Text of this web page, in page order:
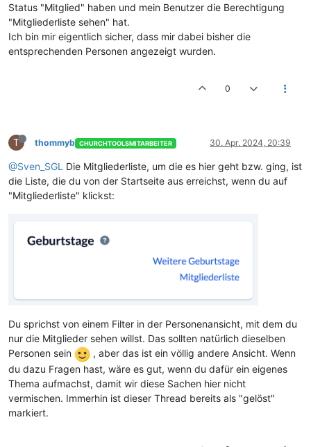
Status "Mitglied" haben und mein Benutzer die Berechtigung
"Mitgliederliste sehen" hat.
Ich bin mir eigentlich sicher, dass mir dabei bisher die
entsprechenden Personen angezeigt wurden.
0
T thommyb CHURCHTOOLSMITARBEITER 30. Apr. 2024, 20:39
@Sven_SGL Die Mitgliederliste, um die es hier geht bzw. ging, ist
die Liste, die du von der Startseite aus erreichst, wenn du auf
"Mitgliederliste" klickst:
Du sprichst von einem Filter in der Personenansicht, mit dem du
nur die Mitglieder sehen willst. Das sollten natürlich dieselben
Personen sein
, aber das ist ein völlig andere Ansicht. Wenn
du dazu Fragen hast, wäre es gut, wenn du dafür ein eigenes
Thema aufmachst, damit wir diese Sachen hier nicht
vermischen. Immerhin ist dieser Thread bereits als "gelöst"
markiert.